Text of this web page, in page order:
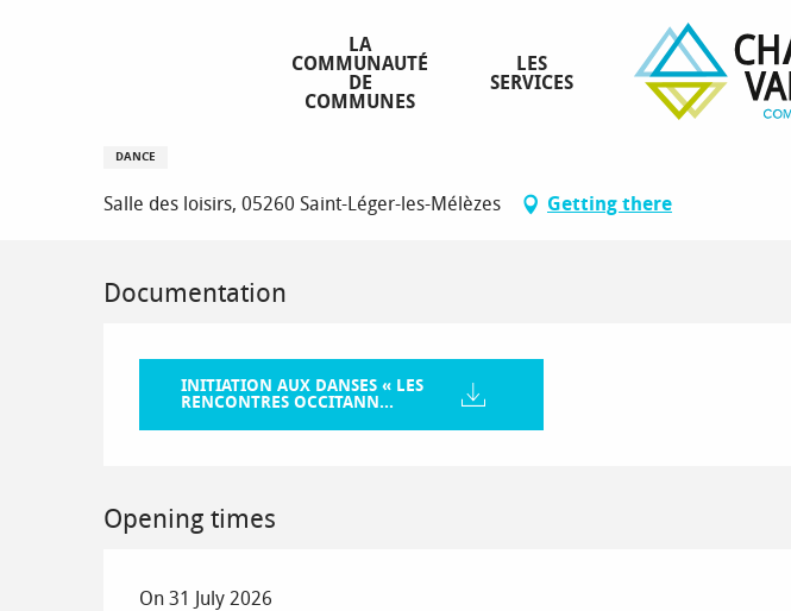
LA
COMMUNAUTÉ
DE
COMMUNES
LES
SERVICES
Initiation aux danses « Les Rencontres Occitannes »
DANCE
Salle des loisirs, 05260 Saint-Léger-les-Mélèzes Getting there
Documentation
INITIATION AUX DANSES « LES
RENCONTRES OCCITANN...
Opening times
On 31 July 2026